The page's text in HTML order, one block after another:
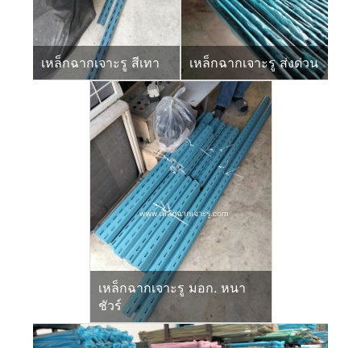
เหล็กฉากเจาะรู สีเทา เหล็กฉากเจาะรู ส่งด่วน
เหล็กฉากเจาะรู มอก. หนา
ชัวร์